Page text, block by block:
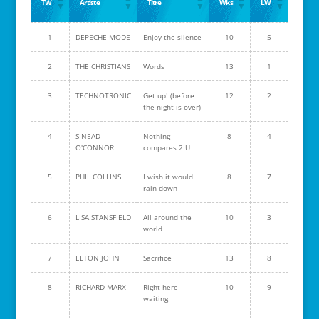
TW Artiste Titre Wks LW
1 DEPECHE MODE Enjoy the silence 10 5
2 THE CHRISTIANS Words 13 1
3 TECHNOTRONIC
Get up! (before
the night is over)
12 2
4
SINEAD
O'CONNOR
Nothing
compares 2 U
8 4
5 PHIL COLLINS
I wish it would
rain down
8 7
6 LISA STANSFIELD
All around the
world
10 3
7 ELTON JOHN Sacrifice 13 8
8 RICHARD MARX
Right here
waiting
10 9